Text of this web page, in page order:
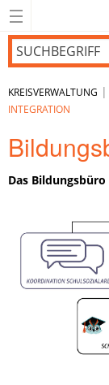
KREISVERWALTUNG |
INTEGRATION
Das